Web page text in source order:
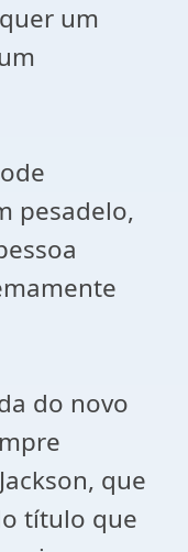
um
pesadelo,
do novo
que
título que